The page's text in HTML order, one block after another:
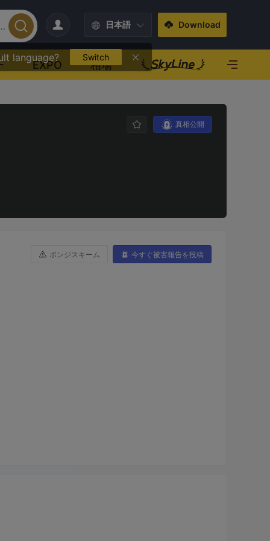
日本語
language? Switch
Download
EXPO 相場
真相公開
ポンジスキーム 今すぐ被害報告を投稿